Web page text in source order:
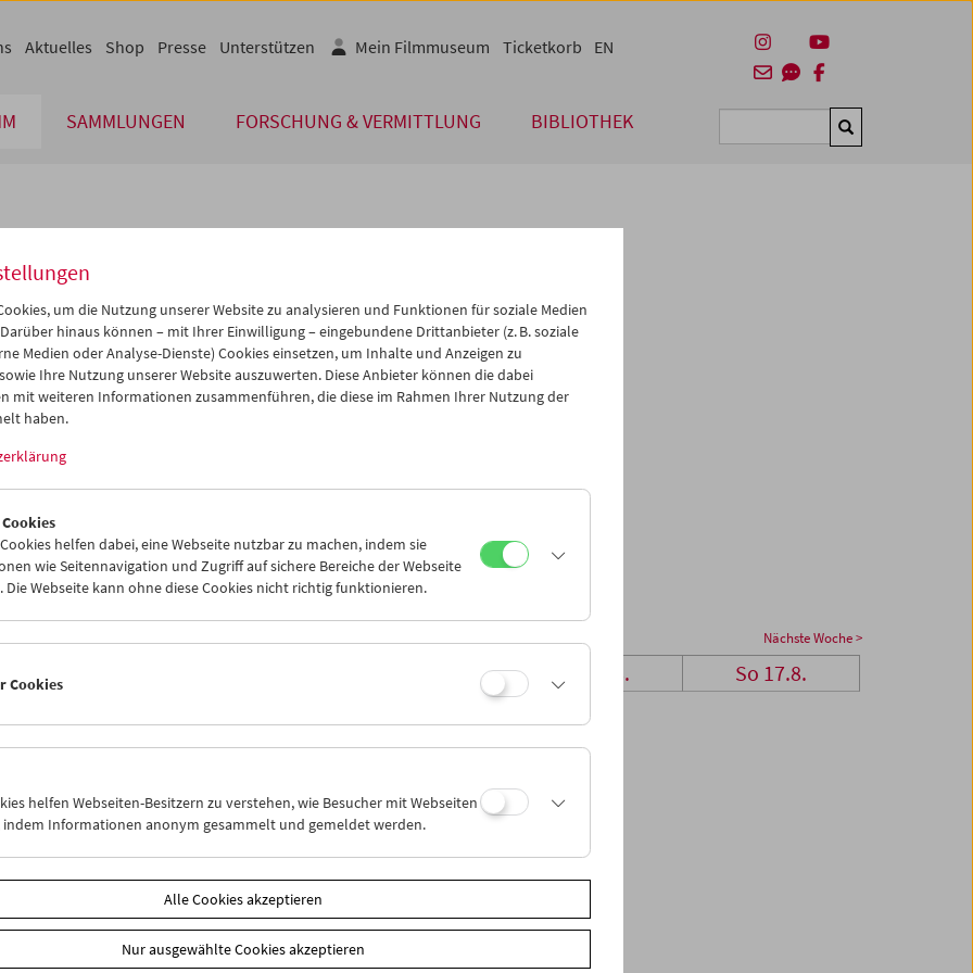
SAMMLUNGEN FORSCHUNG & VERMITTLUNG BIBLIOTHEK Suchen
Aktuelles Shop Presse Unterstützen Mein Filmmuseum Ticketkorb EN
Aug 2014 >>
Mi Do Fr Sa So
30 31 01 02
03
06 07 08 09
10
13 14
20 21
03
iCalender
Programmheft-PDF
English language or subtitles
Nächste Woche >
Mi 13.8. Sa 16.8. So 17.8.
um die Nutzung unserer Website zu analysieren und Funktionen für soziale Medien
hinaus können – mit Ihrer Einwilligung – eingebundene Drittanbieter (z. B. soziale
Medien oder Analyse-Dienste) Cookies einsetzen, um Inhalte und Anzeigen zu
Ihre Nutzung unserer Website auszuwerten. Diese Anbieter können die dabei
mit weiteren Informationen zusammenführen, die diese im Rahmen Ihrer Nutzung der
haben.
helfen dabei, eine Webseite nutzbar zu machen, indem sie
wie Seitennavigation und Zugriff auf sichere Bereiche der Webseite
Die Webseite kann ohne diese Cookies nicht richtig funktionieren.
Cookies
helfen Webseiten-Besitzern zu verstehen, wie Besucher mit Webseiten
indem Informationen anonym gesammelt und gemeldet werden.
Alle Cookies akzeptieren
Nur ausgewählte Cookies akzeptieren